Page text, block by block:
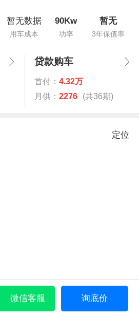
暂无数据
用车成本
90Kw
功率
暂无
3年保值率
贷款购车
首付： 4.32万
月供： 2276 (共36期)
定位
微信客服 询底价